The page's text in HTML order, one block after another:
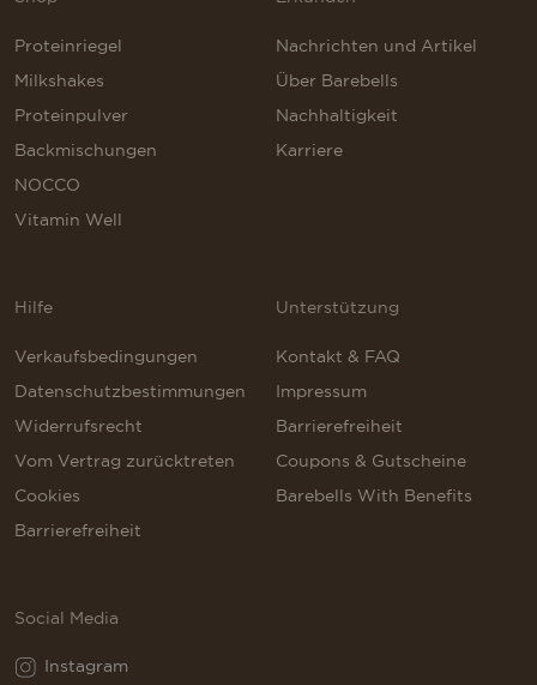
Proteinriegel
Milkshakes
Proteinpulver
Backmischungen
NOCCO
Vitamin Well
Nachrichten und Artikel
Über Barebells
Nachhaltigkeit
Karriere
Hilfe
Verkaufsbedingungen
Datenschutzbestimmungen
Widerrufsrecht
Vom Vertrag zurücktreten
Cookies
Barrierefreiheit
Unterstützung
Kontakt & FAQ
Impressum
Barrierefreiheit
Coupons & Gutscheine
Barebells With Benefits
Social Media
Instagram(Opens in a new tab)
Instagram